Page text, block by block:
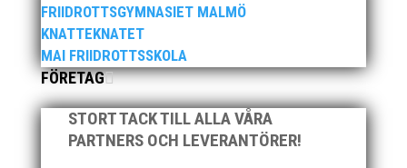
FRIIDROTTSGYMNASIET MALMÖ
KNATTEKNATET
MAI FRIIDROTTSSKOLA
FÖRETAG
STORT TACK TILL ALLA VÅRA
PARTNERS OCH LEVERANTÖRER!